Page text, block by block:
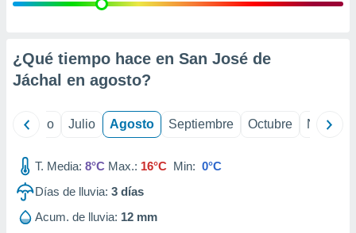
e
mediante
publicidad
de
¿Qué tiempo hace en San José de
Jáchal en agosto?
Junio Julio Agosto Septiembre Octubre
T. Media: 8°C Max.: 16°C Min: 0°C
Días de lluvia: 3 días
Acum. de lluvia: 12 mm